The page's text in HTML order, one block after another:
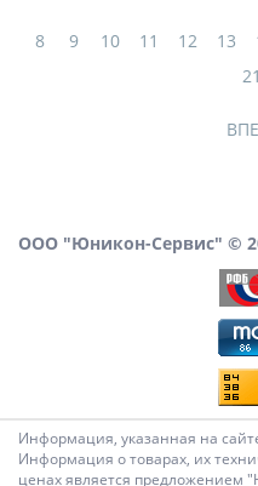
8 9 10 11 12 13
21
ООО "Юникон-Сервис" ©
Информация, указанная на
Информация о товарах, их
ценах является предложением